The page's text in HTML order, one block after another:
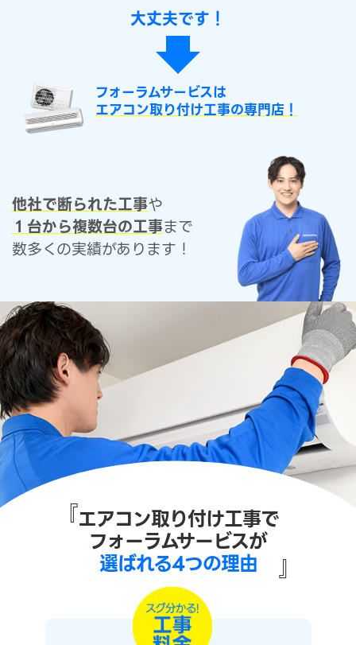
大丈夫です！
フォーラムサービスは
エアコン取り付け工事の専門店！
他社で断られた工事や
１台から複数台の工事まで
数多くの実績があります！
『エアコン取り付け工事で
フォーラムサービスが
選ばれる4つの理由 』